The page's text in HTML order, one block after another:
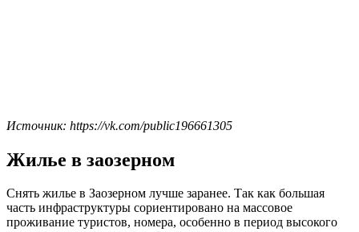
Источник: https://vk.com/public196661305
Жилье в заозерном
Снять жилье в Заозерном лучше заранее. Так как большая
часть инфраструктуры сориентировано на массовое
проживание туристов, номера, особенно в период высокого